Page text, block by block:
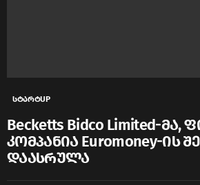
სტარტUP
Becketts Bidco Limited-მა,
კომპანია Euromoney-ის
დაასრულა